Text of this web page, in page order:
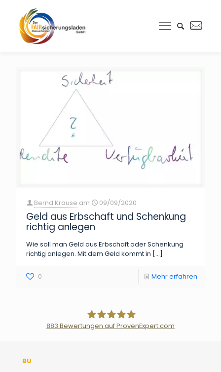
Bernd Krause am 09/09/2020
Geld aus Erbschaft und Schenkung
richtig anlegen
Wie soll man Geld aus Erbschaft oder Schenkung
richtig anlegen. Mit dem Geld kommt in […]
0 Mehr erfahren
883 Bewertungen auf ProvenExpert.com
BU